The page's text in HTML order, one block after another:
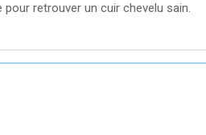
retrouver un cuir chevelu sain.